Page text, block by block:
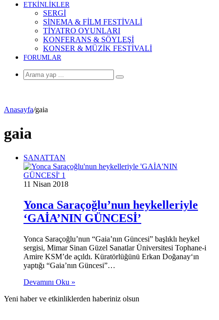
ETKİNLİKLER
SERGİ
SİNEMA & FİLM FESTİVALİ
TİYATRO OYUNLARI
KONFERANS & SÖYLEŞİ
KONSER & MÜZİK FESTİVALİ
FORUMLAR
Arama
Anasayfa/gaia
gaia
SANATTAN
11 Nisan 2018
Yonca Saraçoğlu’nun heykelleriyle
‘GAİA’NIN GÜNCESİ’
Yonca Saraçoğlu’nun “Gaia’nın Güncesi” başlıklı heykel
sergisi, Mimar Sinan Güzel Sanatlar Üniversitesi Tophane-i
Amire KSM’de açıldı. Küratörlüğünü Erkan Doğanay‘ın
yaptığı “Gaia’nın Güncesi”…
Devamını Oku »
Yeni haber ve etkinliklerden haberiniz olsun